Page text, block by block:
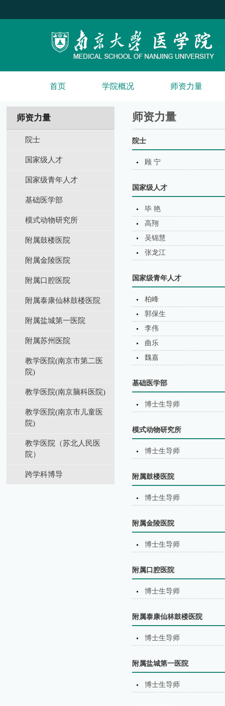
首页 学院概况 师资力量
师资力量
院士
国家级人才
国家级青年人才
基础医学部
模式动物研究所
附属鼓楼医院
附属金陵医院
附属口腔医院
附属泰康仙林鼓楼医院
附属盐城第⼀医院
附属苏州医院
教学医院(南京市第二医
院)
教学医院(南京脑科医院)
教学医院(南京市儿童医
院)
教学医院（苏北⼈⺠医
院）
跨学科博导
师资力量
院士
顾 宁
国家级人才
毕 艳
高翔
吴锦慧
张龙江
国家级青年人才
柏峰
郭保生
李伟
曲乐
魏嘉
基础医学部
博士生导师
模式动物研究所
博士生导师
附属鼓楼医院
博士生导师
附属金陵医院
博士生导师
附属口腔医院
博士生导师
附属泰康仙林鼓楼医院
博士生导师
附属盐城第⼀医院
博士生导师